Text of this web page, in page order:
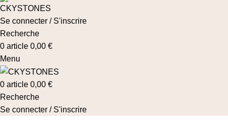
Se connecter / S'inscrire
Recherche
0 article 0,00 €
Menu
0 article 0,00 €
Recherche
Se connecter / S'inscrire